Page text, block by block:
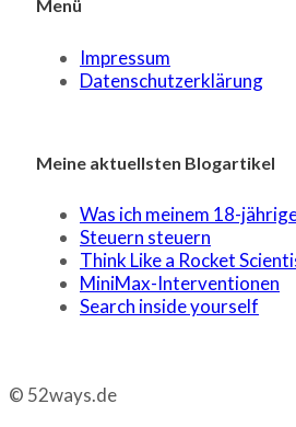
Menü
Impressum
Datenschutzerklärung
Meine aktuellsten Blogartikel
Was ich meinem 18-
Steuern steuern
Think Like a Rocket
MiniMax-Interventionen
Search inside yourself
© 52ways.de